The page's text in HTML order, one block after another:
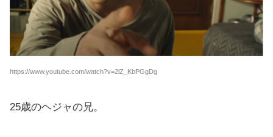
https://www.youtube.com/watch?v=2lZ_KbPGgDg
25歳のヘジャの兄。